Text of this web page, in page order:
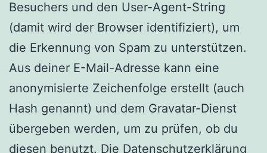
Besuchers und den User-Agent-String
(damit wird der Browser identifiziert), um
die Erkennung von Spam zu unterstützen.
Aus deiner E-Mail-Adresse kann eine
anonymisierte Zeichenfolge erstellt (auch
Hash genannt) und dem Gravatar-Dienst
übergeben werden, um zu prüfen, ob du
diesen benutzt. Die Datenschutzerklärung